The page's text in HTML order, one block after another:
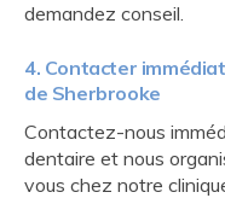
demandez conseil.
4. Contacter
de Sherbrooke
Contactez-nous
dentaire et nous
vous chez notre